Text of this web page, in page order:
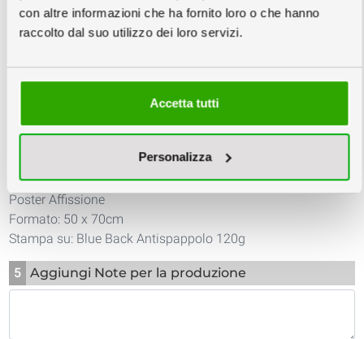
con altre informazioni che ha fornito loro o che hanno
raccolto dal suo utilizzo dei loro servizi.
Accetta tutti
Personalizza
Prezzi IVA e trasporto escluso
3 Scarica Template e Schede Tecniche
Poster Affissione
Formato: 50 x 70cm
Stampa su: Blue Back Antispappolo 120g
5 Aggiungi Note per la produzione